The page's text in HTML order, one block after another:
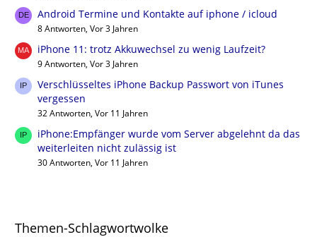
Android Termine und Kontakte auf iphone / icloud
8 Antworten, Vor 3 Jahren
iPhone 11: trotz Akkuwechsel zu wenig Laufzeit?
9 Antworten, Vor 3 Jahren
Verschlüsseltes iPhone Backup Passwort von iTunes
vergessen
32 Antworten, Vor 11 Jahren
iPhone:Empfänger wurde vom Server abgelehnt da das
weiterleiten nicht zulässig ist
30 Antworten, Vor 11 Jahren
Themen-Schlagwortwolke